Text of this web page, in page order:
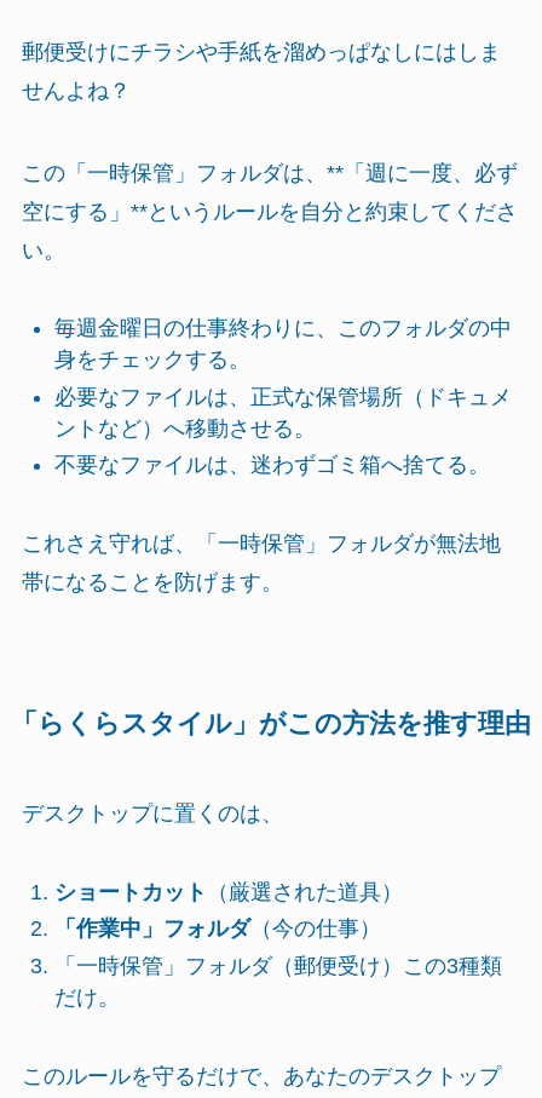
郵便受けにチラシや手紙を溜めっぱなしにはしま
せんよね？
この「一時保管」フォルダは、**「週に一度、必ず
空にする」**というルールを自分と約束してくださ
い。
毎週金曜日の仕事終わりに、このフォルダの中
身をチェックする。
必要なファイルは、正式な保管場所（ドキュメ
ントなど）へ移動させる。
不要なファイルは、迷わずゴミ箱へ捨てる。
これさえ守れば、「一時保管」フォルダが無法地
帯になることを防げます。
「らくらスタイル」がこの方法を推す理由
デスクトップに置くのは、
ショートカット
（厳選された道具）
「作業中」フォルダ（今の仕事）
「一時保管」フォルダ（郵便受け）この3種類
だけ。
このルールを守るだけで、あなたのデスクトップ